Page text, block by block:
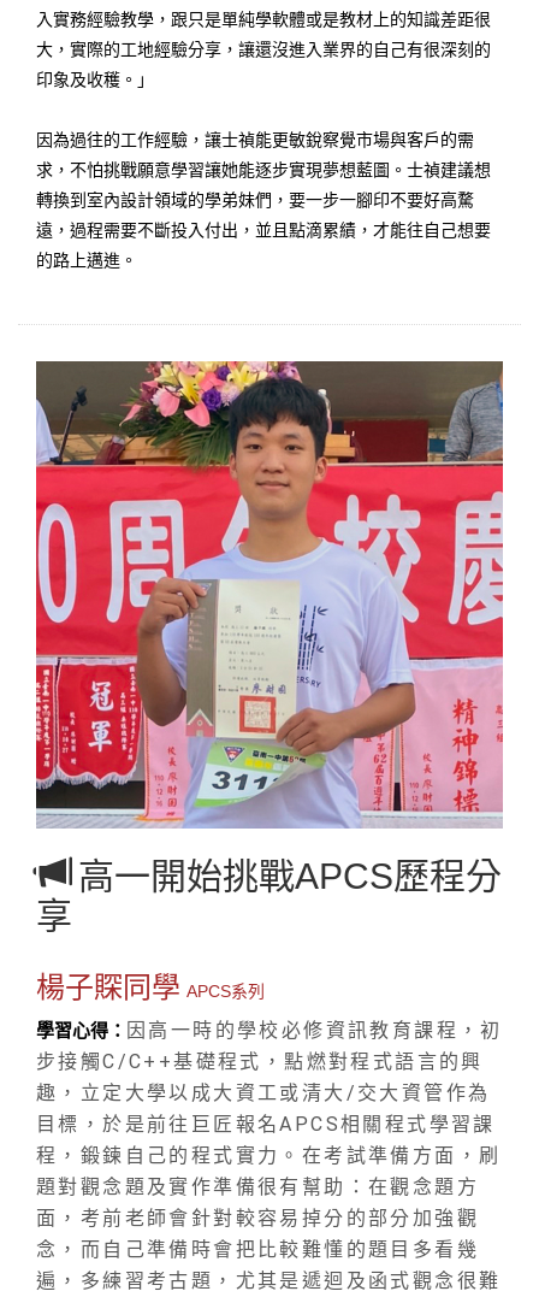
入實務經驗教學，跟只是單純學軟體或是教材上的知識差距很
大，實際的工地經驗分享，讓還沒進入業界的自己有很深刻的
印象及收穫。」
因為過往的工作經驗，讓士禎能更敏銳察覺市場與客戶的需
求，不怕挑戰願意學習讓她能逐步實現夢想藍圖。士禎建議想
轉換到室內設計領域的學弟妹們，要一步一腳印不要好高騖
遠，過程需要不斷投入付出，並且點滴累績，才能往自己想要
的路上邁進。
高一開始挑戰APCS歷程分
享
楊子賝同學 APCS系列
學習心得： 因高一時的學校必修資訊教育課程，初
步接觸C/C++基礎程式，點燃對程式語言的興
趣，立定大學以成大資工或清大/交大資管作為
目標，於是前往巨匠報名APCS相關程式學習課
程，鍛鍊自己的程式實力。在考試準備方面，刷
題對觀念題及實作準備很有幫助：在觀念題方
面，考前老師會針對較容易掉分的部分加強觀
念，而自己準備時會把比較難懂的題目多看幾
遍，多練習考古題，尤其是遞迴及函式觀念很難